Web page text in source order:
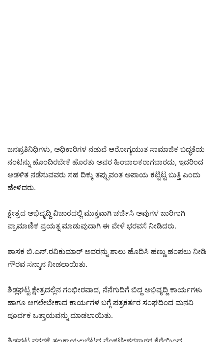
ಜನಪ್ರತಿನಿಧಿಗಳು, ಅಧಿಕಾರಿಗಳ ನಡುವೆ ಆರೋಗ್ಯಯುತ ಸಾಮಾಜಿಕ ಬದ್ಧತೆಯ
ನಂಟನ್ನು ಹೊಂದಿರಬೇಕೆ ಹೊರತು ಅವರ ಹಿಂಬಾಲಕರಾಗಬಾರದು, ಇದರಿಂದ
ಆಡಳಿತ ನಡೆಸುವವರು ಸಹ ದಿಕ್ಕು ತಪ್ಪುವಂತ ಅಪಾಯ ಕಟ್ಟಿಟ್ಟ ಬುತ್ತಿ ಎಂದು
ಹೇಳಿದರು.
ಕ್ಷೇತ್ರದ ಅಭಿವೃದ್ದಿ ವಿಚಾರದಲ್ಲಿ ಮುಕ್ತವಾಗಿ ಚರ್ಚಿಸಿ ಅವುಗಳ ಜಾರಿಗಾಗಿ
ಪ್ರಾಮಾಣಿಕ ಪ್ರಯತ್ನ ಮಾಡುವುದಾಗಿ ಈ ವೇಳೆ ಭರವಸೆ ನೀಡಿದರು.
ಶಾಸಕ ಬಿ.ಎನ್.ರವಿಕುಮಾರ್ ಅವರನ್ನು ಶಾಲು ಹೊದಿಸಿ ಹಣ್ಣು ಹಂಪಲು ನೀಡಿ
ಗೌರವ ಸನ್ಮಾನ ನೀಡಲಾಯಿತು.
ಶಿಡ್ಲಘಟ್ಟ ಕ್ಷೇತ್ರದಲ್ಲಿನ ಗಂಭೀರವಾದ, ನೆನೆಗುದಿಗೆ ಬಿದ್ದ ಅಭಿವೃದ್ದಿ ಕಾರ್ಯಗಳು
ಹಾಗೂ ಆಗಲೇಬೇಕಾದ ಕಾರ್ಯಗಳ ಬಗ್ಗೆ ಪತ್ರಕರ್ತರ ಸಂಘದಿಂದ ಮನವಿ
ಪೂರ್ವಕ ಒತ್ತಾಯವನ್ನು ಮಾಡಲಾಯಿತು.